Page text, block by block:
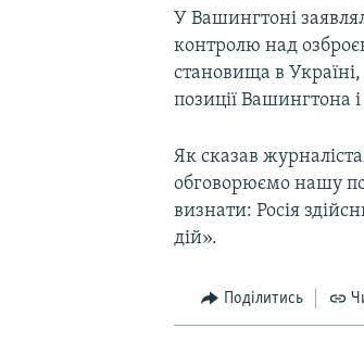
У Вашингтоні
контролю над
становища в
позиції Вашингтона
Як сказав
обговорюємо нашу
визнати: Росія
дій».
Поділитись